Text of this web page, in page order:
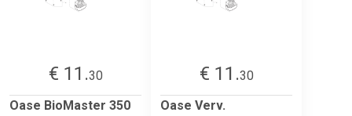
€ 11.30
Oase BioMaster 350
€ 11.30
Oase Verv.